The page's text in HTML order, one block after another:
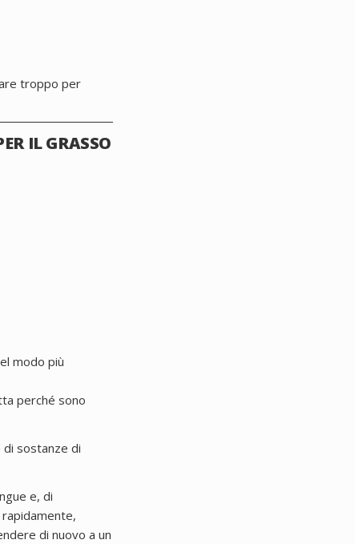
troppo per
IL GRASSO
modo più
perché sono
di sostanze di
e, di
rapidamente,
di nuovo a un